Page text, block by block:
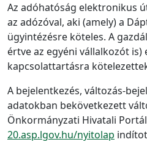
Az adóhatóság elektronikus
az adózóval, aki (amely) a
ügyintézésre köteles. A
értve az egyéni vállalkozót
kapcsolattartásra
A bejelentkezés, változás-
adatokban bekövetkezett
Önkormányzati Hivatali
20.asp.lgov.hu/nyitolap